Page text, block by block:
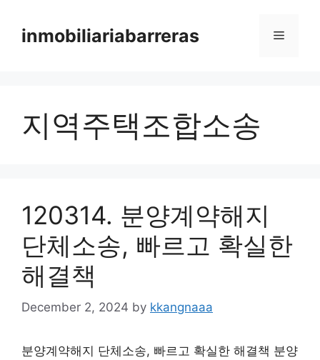
contentinmobiliariabarreras Menu
지역주택조합소송
120314. 분양계약해지
단체소송, 빠르고 확실한
해결책
December 2, 2024 by kkangnaaa
분양계약해지 단체소송, 빠르고 확실한 해결책 분양